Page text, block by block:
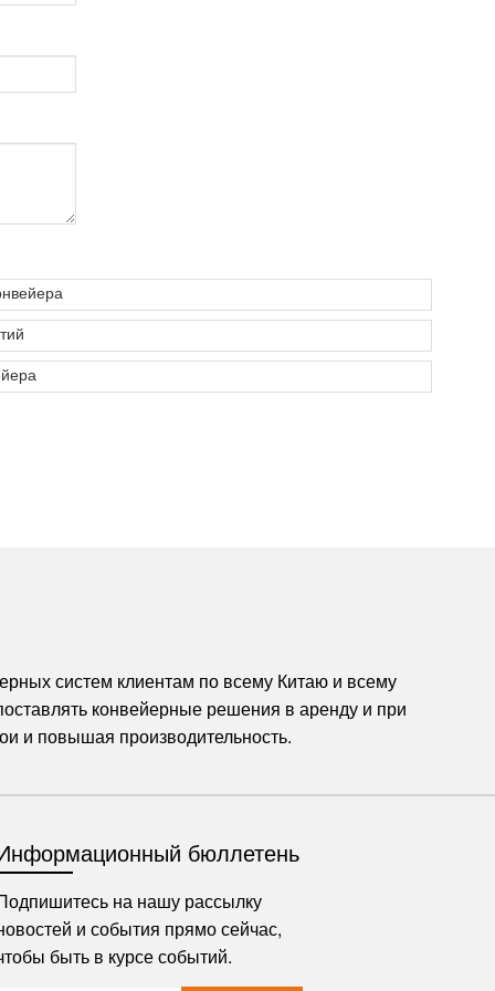
систем клиентам по всему Китаю и всему
конвейерные решения в аренду и при
и повышая производительность.
бюллетень
на нашу рассылку
и события прямо сейчас,
быть в курсе событий.